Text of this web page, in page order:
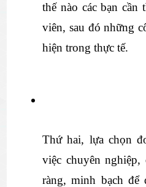
thế nào các bạn
viên, sau đó những
hiện trong thực tế.
Thứ hai, lựa chọn
việc chuyên
ràng, minh bạch